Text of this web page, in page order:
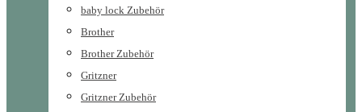
baby lock Zubehör
Brother
Brother Zubehör
Gritzner
Gritzner Zubehör